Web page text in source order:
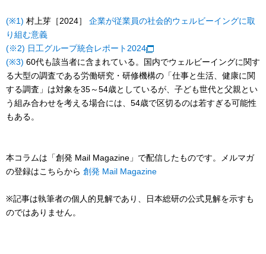
(※1) 村上芽［2024］
企業が従業員の社会的ウェルビーイングに取
り組む意義
(※2) 日工グループ統合レポート2024
(※3) 60代も該当者に含まれている。国内でウェルビーイングに関す
る大型の調査である労働研究・研修機構の「仕事と生活、健康に関
する調査」は対象を35～54歳としているが、子ども世代と父親とい
う組み合わせを考える場合には、54歳で区切るのは若すぎる可能性
もある。
本コラムは「創発 Mail Magazine」で配信したものです。メルマガ
の登録はこちらから 創発 Mail Magazine
※記事は執筆者の個人的見解であり、日本総研の公式見解を示すも
のではありません。